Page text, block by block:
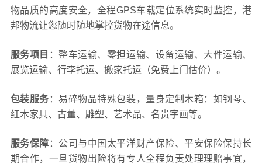
物品质的高度安全，全程GPS车载定位系统实时监控，港
邦物流让您随时随地掌控货物在途信息。
服务项目 ：整车运输、零担运输、设备运输、大件运输、
展览运输、行李托运、搬家托运（免费上门估价）。
包装服务 ：易碎物品特殊包装，量身定制木箱：如钢琴、
红木家具、古董、雕塑、艺术品、名贵字画等。
服务保障 ：公司与中国太平洋财产保险、平安保险保持长
期合作，一旦货物出险将有专人全程负责处理理赔事宜，